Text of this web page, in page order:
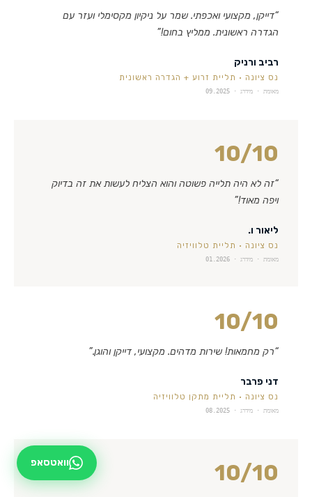
“דייקן, מקצועי ואכפתי. שמר על ניקיון מקסימלי ועזר עם
הגדרה ראשונית. ממליץ בחום!”
רביב ורניק
נס ציונה · תליית זרוע + הגדרה ראשונית
מאומת · מידרג · 09.2025
10/10
“זה לא היה תלייה פשוטה והוא הצליח לעשות את זה בדיוק
ויפה מאוד!”
ליאור ו.
נס ציונה · תליית טלוויזיה
מאומת · מידרג · 01.2026
10/10
“רק מחמאות! שירות מדהים. מקצועי, דייקן והוגן.”
דני פרבר
נס ציונה · תליית מתקן טלוויזיה
מאומת · מידרג · 08.2025
10/10 וואטסאפ